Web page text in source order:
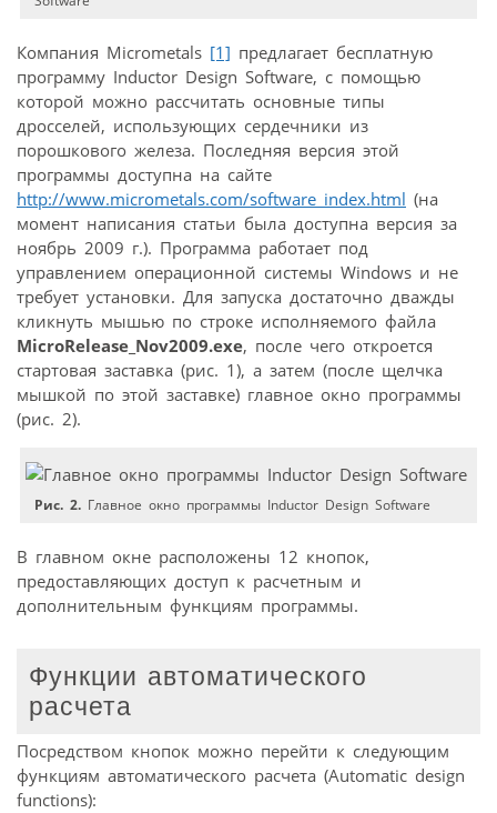
Компания Micrometals [1] предлагает бесплатную
программу Inductor Design Software, с помощью
которой можно рассчитать основные типы
дросселей, использующих сердечники из
порошкового железа. Последняя версия этой
программы доступна на сайте
http://www.micrometals.com/software_index.html (на
момент написания статьи была доступна версия за
ноябрь 2009 г.). Программа работает под
управлением операционной системы Windows и не
требует установки. Для запуска достаточно дважды
кликнуть мышью по строке исполняемого файла
MicroRelease_Nov2009.exe, после чего откроется
стартовая заставка (рис. 1), а затем (после щелчка
мышкой по этой заставке) главное окно программы
(рис. 2).
Рис. 2. Главное окно программы Inductor Design Software
В главном окне расположены 12 кнопок,
предоставляющих доступ к расчетным и
дополнительным функциям программы.
Функции автоматического
расчета
Посредством кнопок можно перейти к следующим
функциям автоматического расчета (Automatic design
functions):